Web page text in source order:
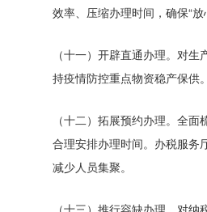
效率、压缩办理时间，确保“放
（十一）开辟直通办理。 对生
持疫情防控重点物资稳产保供。
（十二）拓展预约办理。 全面
合理安排办理时间。 办税服务
减少人员集聚。
（十三）推行容缺办理。 对纳